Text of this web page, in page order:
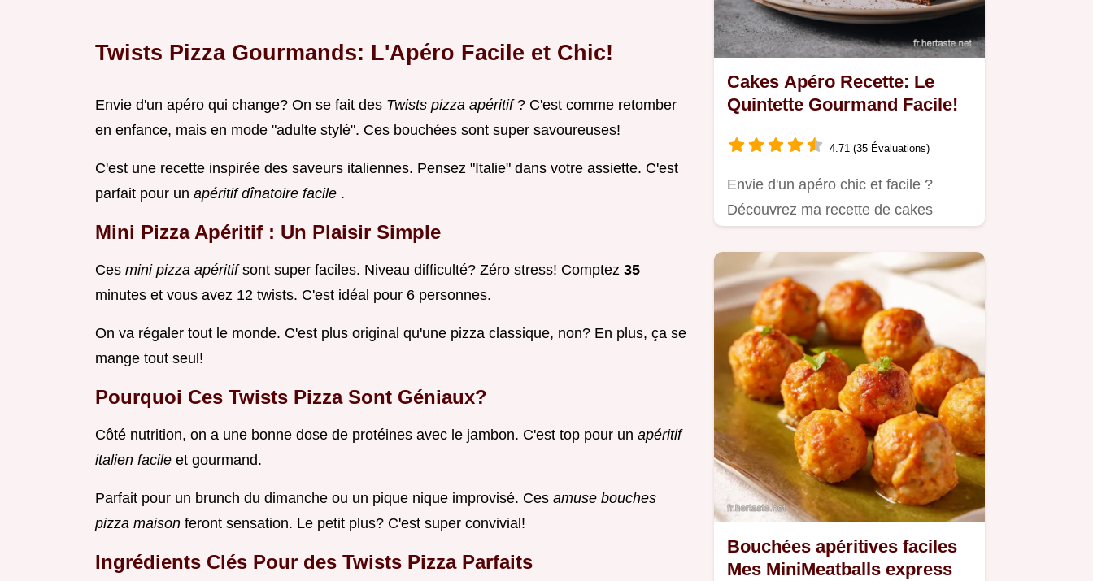
Twists Pizza Gourmands: L'Apéro Facile et Chic!
Envie d'un apéro qui change? On se fait des Twists pizza apéritif? C'est comme retomber
en enfance, mais en mode "adulte stylé". Ces bouchées sont super savoureuses!
C'est une recette inspirée des saveurs italiennes. Pensez "Italie" dans votre assiette. C'est
parfait pour un apéritif dînatoire facile .
Mini Pizza Apéritif : Un Plaisir Simple
Ces mini pizza apéritifsont super faciles. Niveau difficulté? Zéro stress! Comptez 35
minutes et vous avez 12 twists. C'est idéal pour 6 personnes.
On va régaler tout le monde. C'est plus original qu'une pizza classique, non? En plus, ça se
mange tout seul!
Pourquoi Ces Twists Pizza Sont Géniaux?
Côté nutrition, on a une bonne dose de protéines avec le jambon. C'est top pour un apéritif
italien facile et gourmand.
Parfait pour un brunch du dimanche ou un pique nique improvisé. Ces amuse bouches
pizza maison feront sensation. Le petit plus? C'est super convivial!
Ingrédients Clés Pour des Twists Pizza Parfaits
Cakes Apéro Recette: Le
Quintette Gourmand Facile!
4.71 (35 Évaluations)
Envie d'un apéro chic et facile ?
Découvrez ma recette de cakes
Bouchées apéritives faciles
Mes MiniMeatballs express